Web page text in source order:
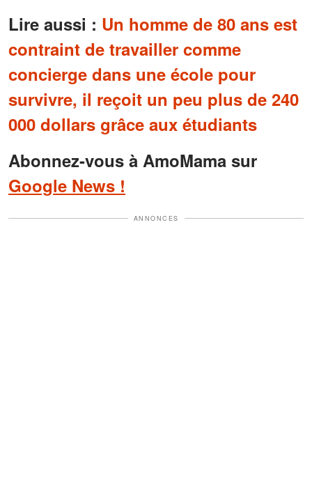
Lire aussi : Un homme de 80 ans est
contraint de travailler comme
concierge dans une école pour
survivre, il reçoit un peu plus de 240
000 dollars grâce aux étudiants
Abonnez-vous à AmoMama sur
Google News !
ANNONCES